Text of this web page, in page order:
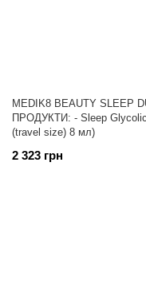
MEDIK8 BEAUTY SLEEP
ПРОДУКТИ: - Sleep Glycolic 30 мл -
(travel size) 8 мл)
2 323 грн